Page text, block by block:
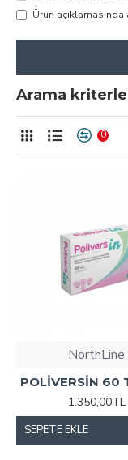
Ürün açıklamasında
Arama
0
NorthLine
POLİVERSİN 60
1.350,00TL
SEPETE EKLE